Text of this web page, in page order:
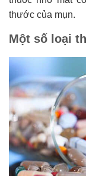
thước của mụn.
Một số loại